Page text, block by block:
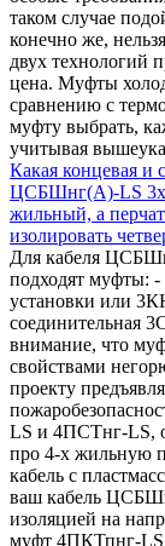
таком случае
конечно же,
двух технологий
цена. Муфты
сравнению с
муфту выбрать,
учитывая
Какая концевая и
ЦСБШнг(А)-LS
жильный, а
изолировать
Для кабеля
подходят муфты:
установки или
соединительная
внимание, что
свойствами
проекту
LS и 4ПСТнг-LS,
про 4-х жильную
кабель с
ваш кабель
изоляцией на
муфт 4ПКТпнг-